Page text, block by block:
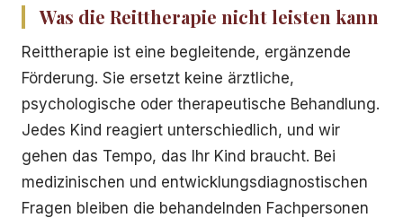
Was die Reittherapie nicht leisten kann
Reittherapie ist eine begleitende, ergänzende
Förderung. Sie ersetzt keine ärztliche,
psychologische oder therapeutische Behandlung.
Jedes Kind reagiert unterschiedlich, und wir
gehen das Tempo, das Ihr Kind braucht. Bei
medizinischen und entwicklungsdiagnostischen
Fragen bleiben die behandelnden Fachpersonen